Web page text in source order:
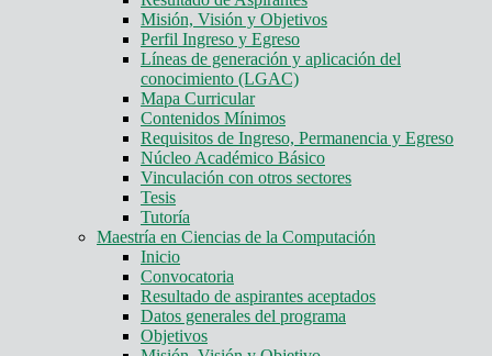
Misión, Visión y Objetivos
Perfil Ingreso y Egreso
Líneas de generación y aplicación del
conocimiento (LGAC)
Mapa Curricular
Contenidos Mínimos
Requisitos de Ingreso, Permanencia y Egreso
Núcleo Académico Básico
Vinculación con otros sectores
Tesis
Tutoría
Maestría en Ciencias de la Computación
Inicio
Convocatoria
Resultado de aspirantes aceptados
Datos generales del programa
Objetivos